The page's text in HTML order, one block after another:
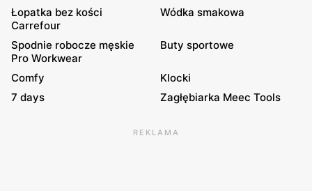
Łopatka bez kości
Carrefour
Wódka smakowa
Spodnie robocze męskie
Pro Workwear
Buty sportowe
Comfy
Klocki
7 days
Zagłębiarka Meec Tools
REKLAMA